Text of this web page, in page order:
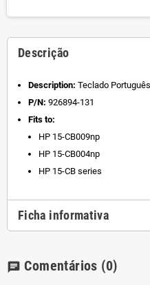
Descrição
Description: Teclado Português
P/N: 926894-131
Fits to:
HP 15-CB009np
HP 15-CB004np
HP 15-CB series
Ficha informativa
chat Comentários (0)